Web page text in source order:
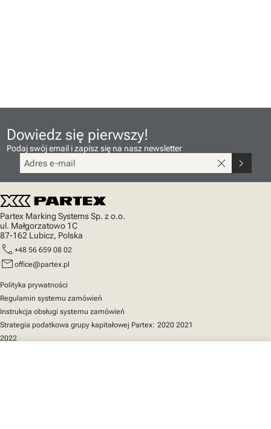
Dowiedz się pierwszy!
Podaj swój email i zapisz się na nasz newsletter
close chevron_right
Partex Marking Systems Sp. z o.o.
ul. Małgorzatowo 1C
87-162 Lubicz, Polska
call +48 56 659 08 02
mail office@partex.pl
Polityka prywatności
Regulamin systemu zamówień
Instrukcja obsługi systemu zamówień
Strategia podatkowa grupy kapitałowej Partex: 2020 2021
2022